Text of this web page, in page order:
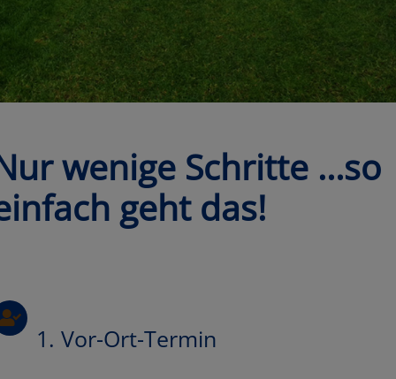
wenige Schritte …so
geht das!
1. Vor-Ort-Termin